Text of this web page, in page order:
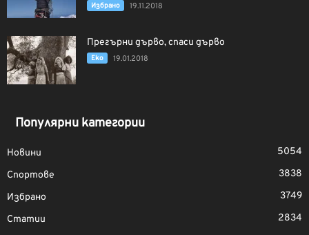
Избрано 19.11.2018
Прегърни дърво, спаси дърво
Еко 19.01.2018
Популярни категории
Новини
5054
Спортове
3838
Избрано
3749
Статии
2834